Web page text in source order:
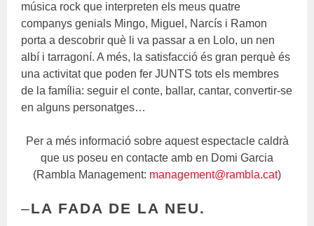
música rock que interpreten els meus quatre
companys genials Mingo, Miguel, Narcís i Ramon
porta a descobrir què li va passar a en Lolo, un nen
albí i tarragoní. A més, la satisfacció és gran perquè és
una activitat que poden fer JUNTS tots els membres
de la família: seguir el conte, ballar, cantar, convertir-se
en alguns personatges…
Per a més informació sobre aquest espectacle caldrà
que us poseu en contacte amb en Domi Garcia
(Rambla Management: management@rambla.cat)
–LA FADA DE LA NEU.